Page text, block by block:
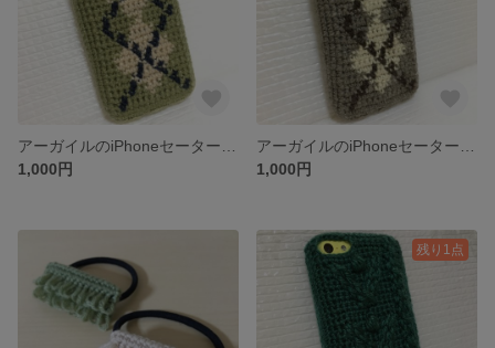
1,000円
1,000円
残り1点